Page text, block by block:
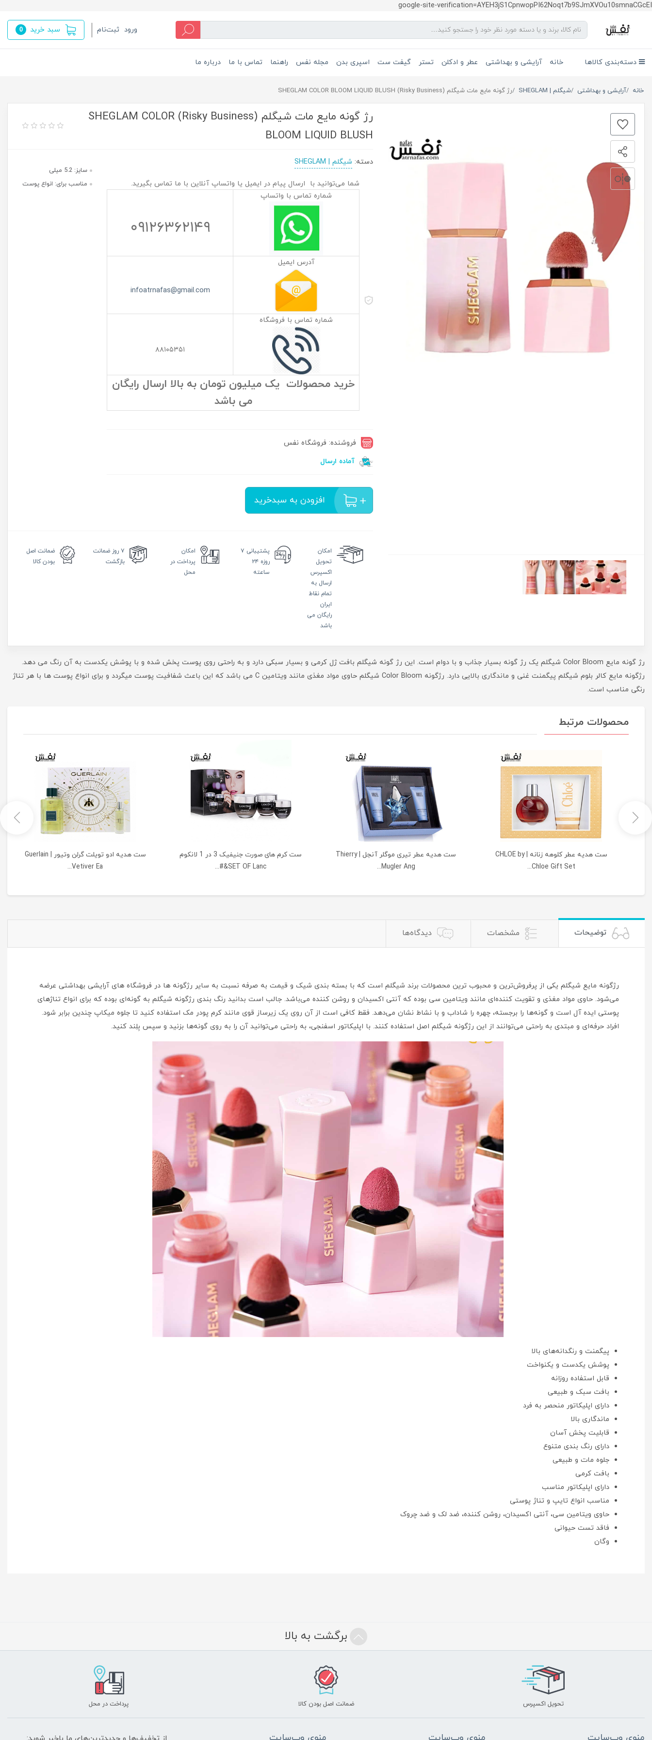
google-site-verification=AYEH3jS1CpnwopPI62Noqt7b9SJmXVOu10smnaCGcEI
ورود ثبت‌نام سبد خرید 0
دسته‌بندی کالاها خانه آرایشی و بهداشتی عطر و ادکلن تستر گیفت ست اسپری بدن مجله نفس راهنما تماس با ما درباره ما
خانه آرایشی و بهداشتی شیگلم | SHEGLAM رژ گونه مایع مات شیگلم (Risky Business) SHEGLAM COLOR BLOOM LIQUID BLUSH
رژ گونه مایع مات شیگلم (Risky Business) SHEGLAM COLOR
BLOOM LIQUID BLUSH
دسته: شیگلم | SHEGLAM
شما می‌توانید با ارسال پیام در ایمیل یا واتساپ آنلاین با ما تماس بگیرید.
شماره تماس با واتساپ
۰۹۱۲۶۳۶۲۱۴۹
آدرس ایمیل
infoatrnafas@gmail.com
شماره تماس با فروشگاه
۸۸۱۰۵۳۵۱
خرید محصولات یک میلیون تومان به بالا ارسال رایگان
می باشد
فروشنده: فروشگاه نفس
آماده ارسال
افزودن به سبدخرید
سایز: 5.2 میلی
مناسب برای: انواع پوست
امکان
تحویل
اکسپرس
ارسال به
تمام نقاط
ایران
رایگان می
باشد
پشتیبانی ۷
روزه ۲۴
ساعته
امکان
پرداخت در
محل
۷ روز
ضمانت
بازگشت
ضمانت اصل
بودن کالا
رژ گونه مایع Color Bloom شیگلم یک رژ گونه بسیار جذاب و با دوام است. این رژ گونه شیگلم بافت ژل کرمی و بسیار سبکی دارد و به راحتی روی پوست پخش شده و با پوشش یکدست به آن رنگ می دهد.
رژگونه مایع کالر بلوم شیگلم پیگمنت غنی و ماندگاری بالایی دارد. رژگونه Color Bloom شیگلم حاوی مواد مغذی مانند ویتامین C می باشد که این باعث شفافیت پوست میگردد و برای انواع پوست ها با هر تناژ
رنگی مناسب است.
محصولات مرتبط
ست هدیه عطر کلوهه زنانه | CHLOE by
Chloe Gift Set...
ست هدیه عطر تیری موگلر آنجل | Thierry
Mugler Ang...
ست کرم های صورت جنیفیک 3 در 1 لانکوم
SET OF Lanc&#...
ست هدیه ادو تویلت گرلن وتیور | Guerlain
Vetiver Ea...
توضیحات مشخصات دیدگاه‌ها
رژگونه مایع شیگلم یکی از پرفروش‌ترین و محبوب‌ ترین محصولات برند شیگلم است که با بسته بندی شیک و قیمت به صرفه نسبت به سایر رژگونه‌ ها در فروشگاه‌ های آرایشی بهداشتی عرضه
می‌شود. حاوی مواد مغذی و تقویت کننده‌ای مانند ویتامین سی بوده که آنتی اکسیدان و روشن کننده می‌باشد. جالب است بدانید رنگ بندی رژگونه شیگلم به گونه‌ای بوده که برای انواع تناژ‌های
پوستی ایده آل است و گونه‌ها را برجسته، چهره را شاداب و با نشاط نشان می‌دهد. فقط کافی است از آن روی یک زیرساز قوی مانند کرم پودر مک استفاده کنید تا جلوه میکاپ چندین برابر شود.
افراد حرفه‌ای و مبتدی به راحتی می‌توانند از این رژگونه شیگلم اصل استفاده کنند. با اپلیکاتور اسفنجی، به راحتی می‌توانید آن را به روی گونه‌ها بزنید و سپس بِلِند کنید.
پیگمنت و رنگدانه‌های بالا
پوشش یکدست و یکنواخت
قابل استفاده روزانه
بافت سبک و طبیعی
دارای اپلیکاتور منحصر به فرد
ماندگاری بالا
قابلیت پخش آسان
دارای رنگ بندی متنوع
جلوه مات و طبیعی
بافت کرمی
دارای اپلیکاتور مناسب
مناسب انواع تایپ و تناژ پوستی
حاوی ویتامین سی، آنتی اکسیدان، روشن کننده، ضد لک و ضد چروک
فاقد تست حیوانی
وگان
برگشت به بالا
تحویل اکسپرس ضمانت اصل بودن کالا پرداخت در محل